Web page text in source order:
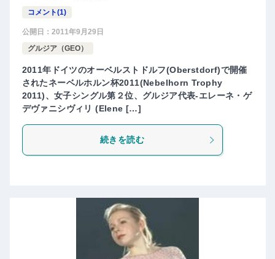
コメント(1)
公開日： 2011年9月29日
グルジア（GEO）
2011年ドイツのオーベルストドルフ(Oberstdorf)で開催
されたネーベルホルン杯2011(Nebelhorn Trophy
2011)、女子シングル第２位、グルジア代表-エレーネ・ゲ
デヴァニシヴィリ (Elene […]
続きを読む